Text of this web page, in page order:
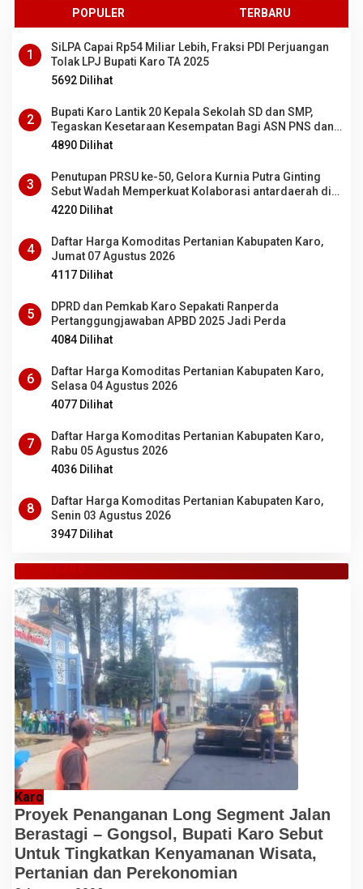
POPULER TERBARU
1
SiLPA Capai Rp54 Miliar Lebih, Fraksi PDI Perjuangan
Tolak LPJ Bupati Karo TA 2025
5692 Dilihat
2
Bupati Karo Lantik 20 Kepala Sekolah SD dan SMP,
Tegaskan Kesetaraan Kesempatan Bagi ASN PNS dan
PPPK
4890 Dilihat
3
Penutupan PRSU ke-50, Gelora Kurnia Putra Ginting
Sebut Wadah Memperkuat Kolaborasi antardaerah di
Sumut
4220 Dilihat
4
Daftar Harga Komoditas Pertanian Kabupaten Karo,
Jumat 07 Agustus 2026
4117 Dilihat
5
DPRD dan Pemkab Karo Sepakati Ranperda
Pertanggungjawaban APBD 2025 Jadi Perda
4084 Dilihat
6
Daftar Harga Komoditas Pertanian Kabupaten Karo,
Selasa 04 Agustus 2026
4077 Dilihat
7
Daftar Harga Komoditas Pertanian Kabupaten Karo,
Rabu 05 Agustus 2026
4036 Dilihat
8
Daftar Harga Komoditas Pertanian Kabupaten Karo,
Senin 03 Agustus 2026
3947 Dilihat
TANAH KARO
Karo
Proyek Penanganan Long Segment Jalan
Berastagi – Gongsol, Bupati Karo Sebut
Untuk Tingkatkan Kenyamanan Wisata,
Pertanian dan Perekonomian